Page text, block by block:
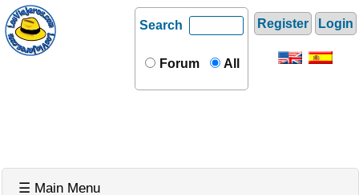
Register Login
Search
Forum All
☰ Main Menu